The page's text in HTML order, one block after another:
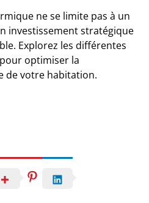
ne se limite pas à un
investissement stratégique
Explorez les différentes
optimiser la
de votre habitation.